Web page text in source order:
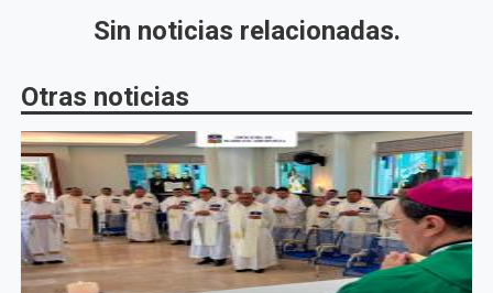
Sin noticias relacionadas.
Otras noticias